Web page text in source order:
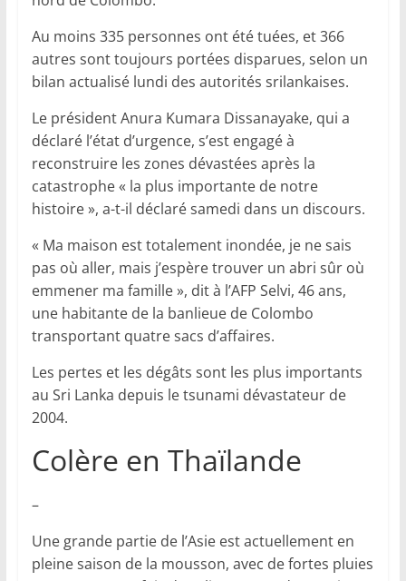
Au moins 335 personnes ont été tuées, et 366
autres sont toujours portées disparues, selon un
bilan actualisé lundi des autorités srilankaises.
Le président Anura Kumara Dissanayake, qui a
déclaré l’état d’urgence, s’est engagé à
reconstruire les zones dévastées après la
catastrophe « la plus importante de notre
histoire », a-t-il déclaré samedi dans un discours.
« Ma maison est totalement inondée, je ne sais
pas où aller, mais j’espère trouver un abri sûr où
emmener ma famille », dit à l’AFP Selvi, 46 ans,
une habitante de la banlieue de Colombo
transportant quatre sacs d’affaires.
Les pertes et les dégâts sont les plus importants
au Sri Lanka depuis le tsunami dévastateur de
2004.
Colère en Thaïlande
–
Une grande partie de l’Asie est actuellement en
pleine saison de la mousson, avec de fortes pluies